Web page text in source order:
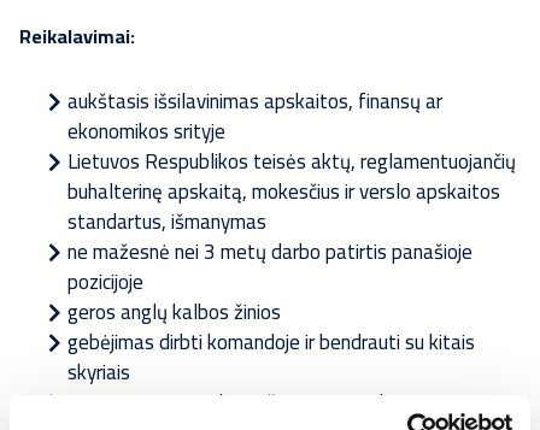
Reikalavimai:
aukštasis išsilavinimas apskaitos, finansų ar
ekonomikos srityje
Lietuvos Respublikos teisės aktų, reglamentuojančių
buhalterinę apskaitą, mokesčius ir verslo apskaitos
standartus, išmanymas
ne mažesnė nei 3 metų darbo patirtis panašioje
pozicijoje
geros anglų kalbos žinios
gebėjimas dirbti komandoje ir bendrauti su kitais
skyriais
greita orientacija, kruopštumas, atsakingumas ir